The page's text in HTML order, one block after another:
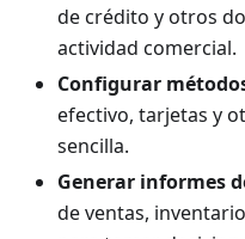
de crédito y otros
actividad comercial.
Configurar
efectivo, tarjetas y
sencilla.
Generar informes
de ventas,